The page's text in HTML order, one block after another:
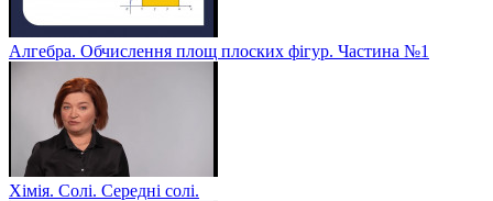
Алгебра. Обчислення площ плоских фігур. Частина №1
Хімія. Солі. Середні солі.